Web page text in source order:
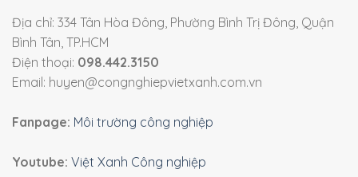
Địa chỉ: 334 Tân Hòa Đông, Phường Bình Trị Đông, Quận
Bình Tân, TP.HCM
Điện thoại: 098.442.3150
Email: huyen@congnghiepvietxanh.com.vn
Fanpage: Môi trường công nghiệp
Youtube: Việt Xanh Công nghiệp